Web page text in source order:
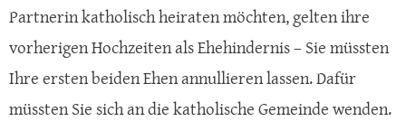
Partnerin katholisch heiraten möchten, gelten ihre
vorherigen Hochzeiten als Ehehindernis – Sie müssten
Ihre ersten beiden Ehen annullieren lassen. Dafür
müssten Sie sich an die katholische Gemeinde wenden.